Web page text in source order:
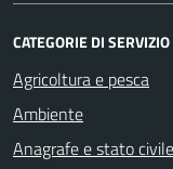
CATEGORIE DI SERVIZIO
Agricoltura e pesca
Ambiente
Anagrafe e stato civile